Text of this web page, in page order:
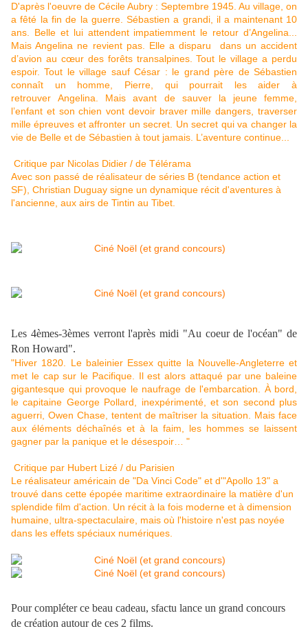
D'après l'oeuvre de Cécile Aubry : Septembre 1945. Au village, on
a fêté la fin de la guerre. Sébastien a grandi, il a maintenant 10
ans. Belle et lui attendent impatiemment le retour d’Angelina...
Mais Angelina ne revient pas. Elle a disparu dans un accident
d’avion au cœur des forêts transalpines. Tout le village a perdu
espoir. Tout le village sauf César : le grand père de Sébastien
connaît un homme, Pierre, qui pourrait les aider à
retrouver Angelina. Mais avant de sauver la jeune femme,
l’enfant et son chien vont devoir braver mille dangers, traverser
mille épreuves et affronter un secret. Un secret qui va changer la
vie de Belle et de Sébastien à tout jamais. L’aventure continue...
Critique par Nicolas Didier / de Télérama
Avec son passé de réalisateur de séries B (tendance action et
SF), Christian Duguay signe un dynamique récit d'aventures à
l'ancienne, aux airs de Tintin au Tibet.
Les 4èmes-3èmes verront l'après midi "Au coeur de l'océan" de
Ron Howard".
"Hiver 1820. Le baleinier Essex quitte la Nouvelle-Angleterre et
met le cap sur le Pacifique. Il est alors attaqué par une baleine
gigantesque qui provoque le naufrage de l'embarcation. À bord,
le capitaine George Pollard, inexpérimenté, et son second plus
aguerri, Owen Chase, tentent de maîtriser la situation. Mais face
aux éléments déchaînés et à la faim, les hommes se laissent
gagner par la panique et le désespoir… "
Critique par Hubert Lizé / du Parisien
Le réalisateur américain de "Da Vinci Code" et d'"Apollo 13" a
trouvé dans cette épopée maritime extraordinaire la matière d'un
splendide film d'action. Un récit à la fois moderne et à dimension
humaine, ultra-spectaculaire, mais où l'histoire n'est pas noyée
dans les effets spéciaux numériques.
Pour compléter ce beau cadeau, sfactu lance un grand concours
de création autour de ces 2 films.